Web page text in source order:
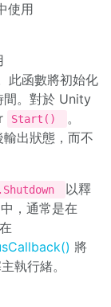
使用
此函數將初始化
間。對於 Unity
Start()
。
出狀態，而不
以釋
，通常是在
將
執行緒。